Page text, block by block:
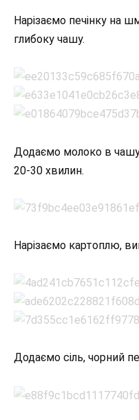
Нарізаємо печінку на
глибоку чашу.
Додаємо молоко в
20-30 хвилин.
Нарізаємо картоплю,
Додаємо сіль, чорний